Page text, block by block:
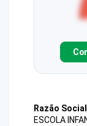
Razão Social
ESCOLA